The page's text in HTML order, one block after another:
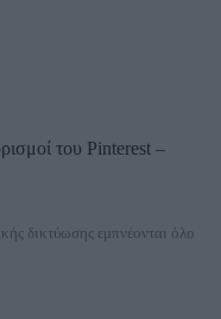
του Pinterest –
δικτύωσης εμπνέονται όλο